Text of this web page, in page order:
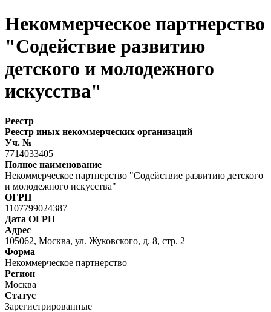
Некоммерческое партнерство
"Содействие развитию
детского и молодежного
искусства"
Реестр
Реестр иных некоммерческих организаций
Уч. №
7714033405
Полное наименование
Некоммерческое партнерство "Содействие развитию детского
и молодежного искусства"
ОГРН
1107799024387
Дата ОГРН
Адрес
105062, Москва, ул. Жуковского, д. 8, стр. 2
Форма
Некоммерческое партнерство
Регион
Москва
Статус
Зарегистрированные